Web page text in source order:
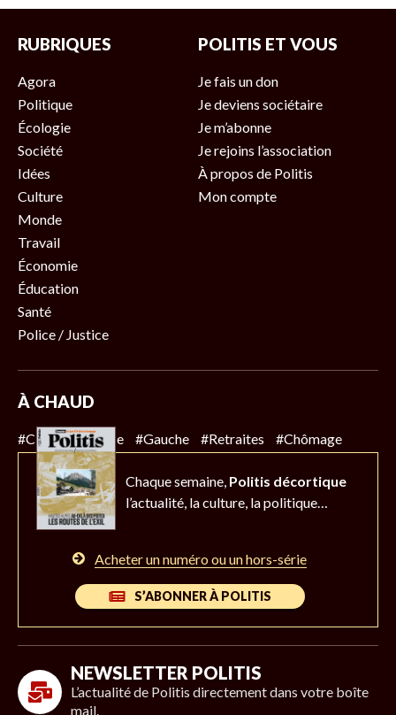
RUBRIQUES
Agora
Politique
Écologie
Société
Idées
Culture
Monde
Travail
Économie
Éducation
Santé
Police / Justice
POLITIS ET VOUS
Je fais un don
Je deviens sociétaire
Je m’abonne
Je rejoins l’association
À propos de Politis
Mon compte
À CHAUD
#Climat #Police #Gauche #Retraites #Chômage
Chaque semaine, Politis décortique
l’actualité, la culture, la politique…
Acheter un numéro ou un hors-série
S’ABONNER À POLITIS
NEWSLETTER POLITIS
L’actualité de Politis directement dans votre boîte
mail.